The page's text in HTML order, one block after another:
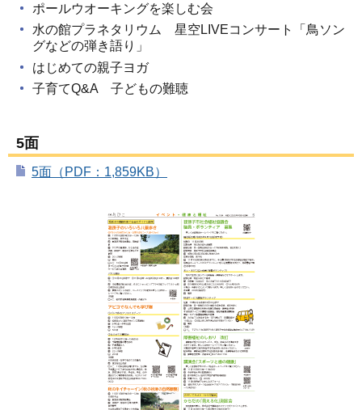
ポールウオーキングを楽しむ会
水の館プラネタリウム 星空LIVEコンサート「鳥ソン
グなどの弾き語り」
はじめての親子ヨガ
子育てQ&A 子どもの難聴
5面
5面（PDF：1,859KB）